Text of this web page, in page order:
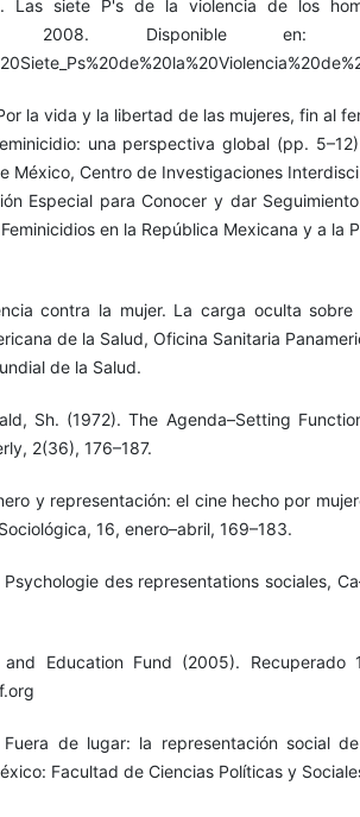
Las siete P's de la violencia de los
Disponible en: http://
la vida y la libertad de las mujeres, fin al
una perspectiva global (pp.
México, Centro de Investigaciones
Especial para Conocer y dar
en la República Mexicana y a la
contra la mujer. La carga oculta sobre
de la Salud, Oficina Sanitaria
de la Salud.
Sh. (1972). The Agenda–Setting
2(36), 176–187.
y representación: el cine hecho por
16, enero–abril, 169–183.
des representations sociales,
and Education Fund (2005).
de lugar: la representación social
Facultad de Ciencias Políticas y